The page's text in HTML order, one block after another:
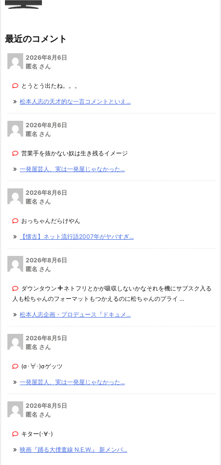
最近のコメント
2026年8月6日
匿名 さん
とうとう出たね。。。
松本人志の天才的な一言コメントといえ...
2026年8月6日
匿名 さん
営業手を抜かない奴は生き残るイメージ
一発屋芸人、実は一発屋じゃなかった...
2026年8月6日
匿名 さん
おっちゃんだらけやん
【懐古】ネット流行語2007年がヤバすぎ...
2026年8月6日
匿名 さん
ダウンタウン
ネトフリとかが吸収しないかなそれを機にサブスク入る
人も松ちゃんのフォーマットもつかえるのに松ちゃんのプライ ...
松本人志企画・プロデュース『ドキュメ...
2026年8月5日
匿名 さん
(σ･∀･)σゲッツ
一発屋芸人、実は一発屋じゃなかった...
2026年8月5日
匿名 さん
キター(･∀･)
映画『踊る大捜査線 N.E.W.』 新メンバ...